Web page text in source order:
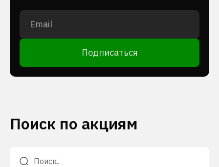
Подписаться
Поиск по акциям